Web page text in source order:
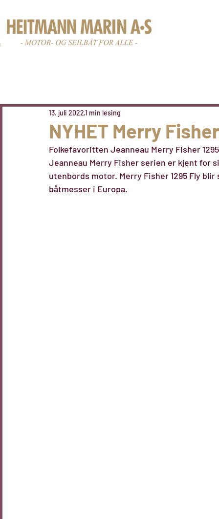
NYHET Merry
13. juli 20221 min lesing
Folkefavoritten Jeanneau Merry Fisher
Jeanneau Merry Fisher serien er kjent for
utenbords motor. Merry Fisher 1295 Fly
båtmesser i Europa.